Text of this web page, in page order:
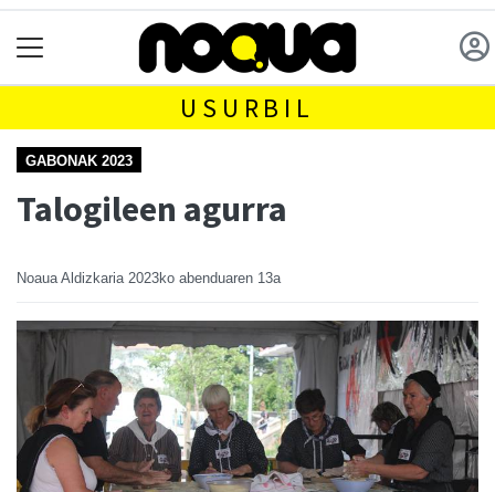
USURBIL
GABONAK 2023
Talogileen agurra
Noaua Aldizkaria 2023ko abenduaren 13a